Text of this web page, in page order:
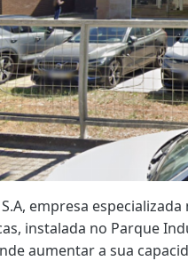
S.A, empresa
instalada no Parque
aumentar a sua